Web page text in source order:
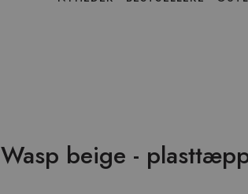
Wasp beige -